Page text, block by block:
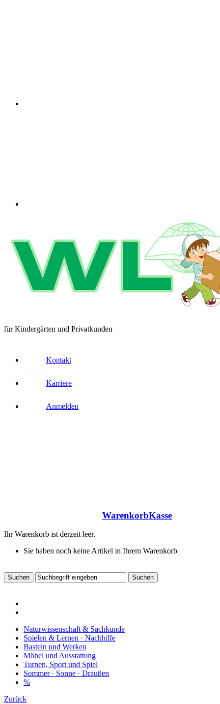
für Kindergärten und Privatkunden
Kontakt
Karriere
Anmelden
WarenkorbKasse
Ihr Warenkorb ist derzeit leer.
Sie haben noch keine Artikel in Ihrem Warenkorb
Naturwissenschaft & Sachkunde
Spielen & Lernen · Nachhilfe
Basteln und Werken
Möbel und Ausstattung
Turnen, Sport und Spiel
Sommer · Sonne · Draußen
%
Zurück